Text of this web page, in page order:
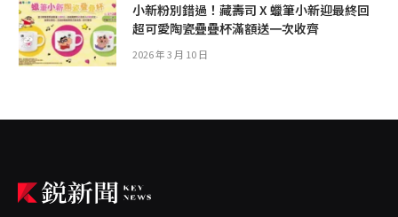
小新粉別錯過！藏壽司 X 蠟筆小新迎最終回
超可愛陶瓷疊疊杯滿額送一次收齊
2026 年 3 月 10 日